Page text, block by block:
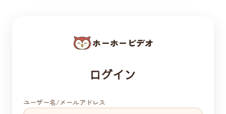
ホーホービデオ
ログイン
ユーザー名/メールアドレス